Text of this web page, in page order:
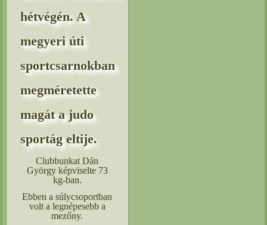
hétvégén. A
megyeri úti
sportcsarnokban
megméretette
magát a judo
sportág eltije.
Clubbunkat Dán
György képviselte 73
kg-ban.
Ebben a súlycsoportban
volt a legnépesebb a
mezőny.